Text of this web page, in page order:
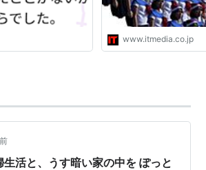
ら数十倍美味しい
はありません
くは異様とまで
なものか試して
いう気持
www.itmedia.co.jp
生活と、うす暗い家の中を ぽっと